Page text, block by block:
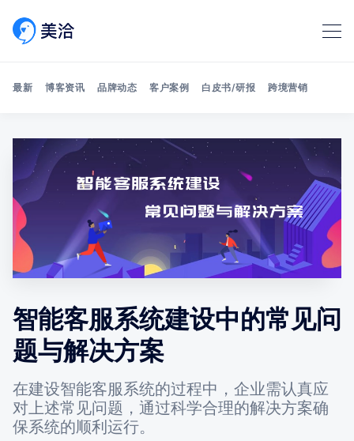
Search 美洽博客
最新 博客资讯 品牌动态 客户案例 白皮书/研报 跨境营销
智能客服系统建设中的常见问
题与解决方案
在建设智能客服系统的过程中，企业需认真应
对上述常见问题，通过科学合理的解决方案确
保系统的顺利运行。